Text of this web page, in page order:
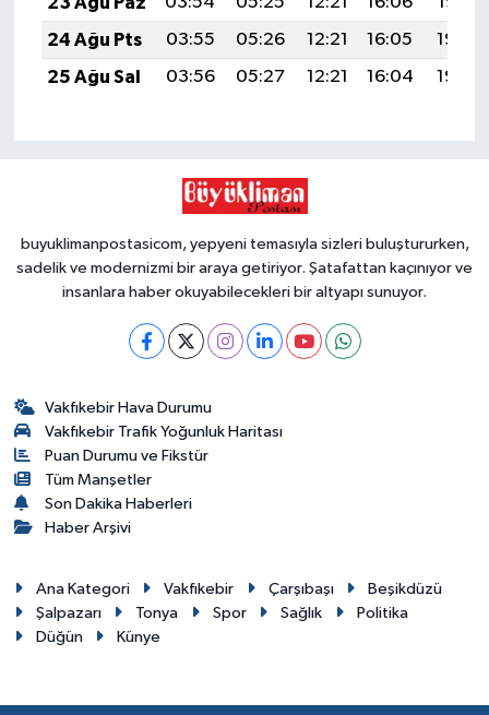
24 Ağu Pts
03:55 05:26 12:21 16:05
19:05
25 Ağu Sal
03:56 05:27 12:21 16:04 19:04
buyuklimanpostasicom, yepyeni temasıyla sizleri buluştururken,
sadelik ve modernizmi bir araya getiriyor. Şatafattan kaçınıyor ve
insanlara haber okuyabilecekleri bir altyapı sunuyor.
Vakfıkebir Hava Durumu
Vakfıkebir Trafik Yoğunluk Haritası
Puan Durumu ve Fikstür
Tüm Manşetler
Son Dakika Haberleri
Haber Arşivi
Ana Kategori Vakfıkebir Çarşıbaşı
Beşikdüzü
Şalpazarı
Tonya Spor Sağlık
Politika
Düğün
Künye